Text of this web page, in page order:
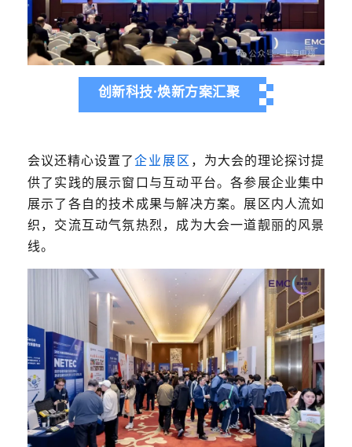
创新科技·焕新方案汇聚
会议还精心设置了企业展区 ，为大会的理论探讨提
供了实践的展示窗口与互动平台。各参展企业集中
展示了各自的技术成果与解决方案。展区内人流如
织，交流互动气氛热烈，成为大会一道靓丽的风景
线。